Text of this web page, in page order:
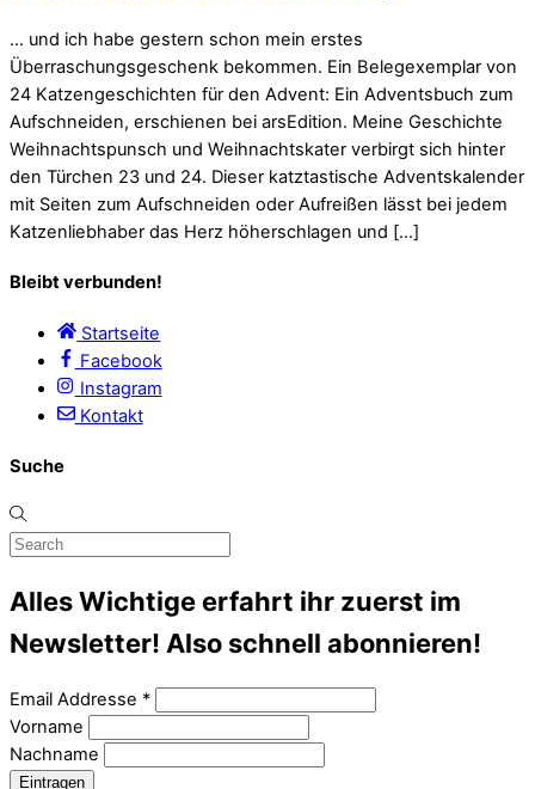
… und ich habe gestern schon mein erstes
Überraschungsgeschenk bekommen. Ein Belegexemplar von
24 Katzengeschichten für den Advent: Ein Adventsbuch zum
Aufschneiden, erschienen bei arsEdition. Meine Geschichte
Weihnachtspunsch und Weihnachtskater verbirgt sich hinter
den Türchen 23 und 24. Dieser katztastische Adventskalender
mit Seiten zum Aufschneiden oder Aufreißen lässt bei jedem
Katzenliebhaber das Herz höherschlagen und […]
Bleibt verbunden!
Startseite
Facebook
Instagram
Kontakt
Suche
Alles Wichtige erfahrt ihr zuerst im
Newsletter! Also schnell abonnieren!
Email Addresse *
Vorname
Nachname